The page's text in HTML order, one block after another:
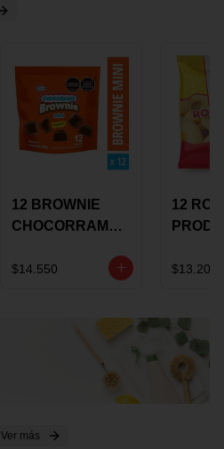
12 BROWNIE
CHOCORRAMO
X 20 GRS
$14.550
12
X 15
$13.200
Ver más